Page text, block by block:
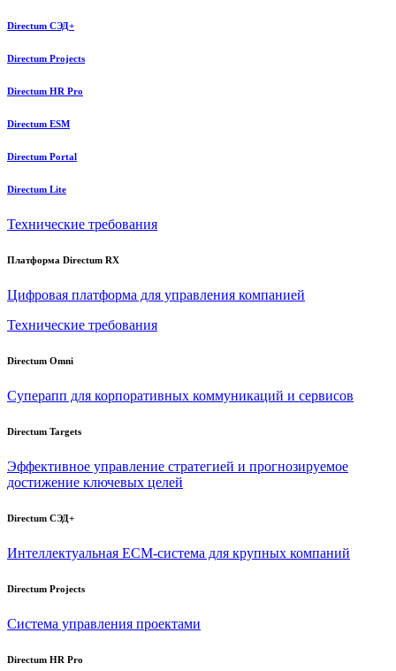
Directum СЭД+
Directum Projects
Directum HR Pro
Directum ESM
Directum Portal
Directum Lite
Технические требования
Платформа Directum RX
Цифровая платформа для управления компанией
Технические требования
Directum Omni
Суперапп для корпоративных коммуникаций и сервисов
Directum Targets
Эффективное управление стратегией и прогнозируемое
достижение ключевых целей
Directum СЭД+
Интеллектуальная ECM-система для крупных компаний
Directum Projects
Система управления проектами
Directum HR Pro